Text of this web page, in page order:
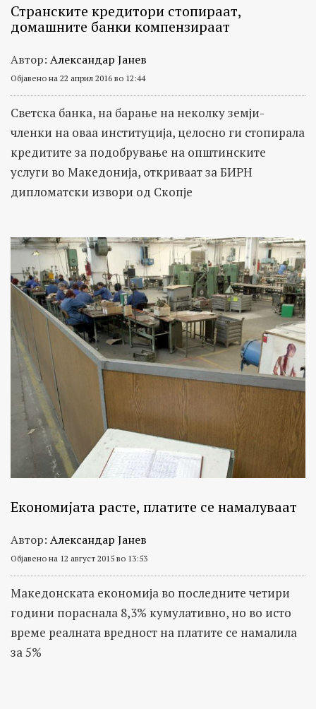
Странските кредитори стопираат,
домашните банки компензираат
Автор: Александар Јанев
Објавено на 22 април 2016 во 12:44
Светска банка, на барање на неколку земји-
членки на оваа институција, целосно ги стопирала
кредитите за подобрување на општинските
услуги во Македонија, откриваат за БИРН
дипломатски извори од Скопје
Економијата расте, платите се намалуваат
Автор: Александар Јанев
Објавено на 12 август 2015 во 13:53
Македонската економија во последните четири
години пораснала 8,3% кумулативно, но во исто
време реалната вредност на платите се намалила
за 5%